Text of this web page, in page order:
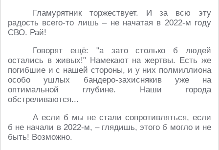
Гламурятник торжествует. И за всю эту
радость всего-то лишь – не начатая в 2022-м году
СВО. Рай!
Говорят ещё: "а зато столько б людей
остались в живых!" Намекают на жертвы. Есть же
погибшие и с нашей стороны, и у них полмиллиона
особо ушлых бандеро-захиснякив уже на
оптимальной глубине. Наши города
обстреливаются...
А если б мы не стали сопротивляться, если
б не начали в 2022-м, – глядишь, этого б могло и не
быть! Возможно.